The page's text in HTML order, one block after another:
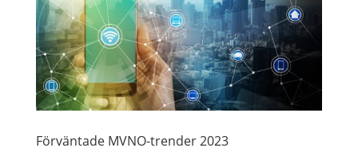
Förväntade MVNO-trender 2023